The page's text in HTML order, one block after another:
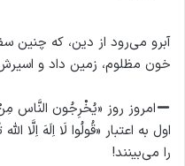
آبرو می‌رود از دین، که چنین
خون مظلوم، زمین داد و
امروز روز «یُخْرِجُون النَّاس
اول به اعتبار «قُولُوا لَا اِلَهَ اِلَّا
را می‌بینند!